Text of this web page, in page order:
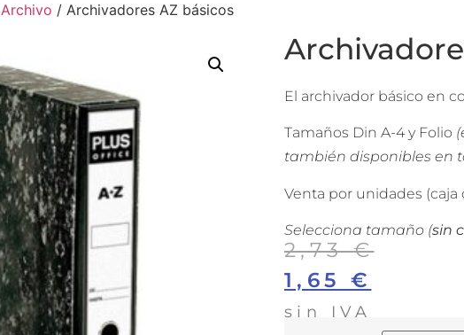
Archivo / Archivadores AZ básicos
El archivador básico en
Tamaños Din A-4 y Folio
también disponibles en
Venta por unidades (caja
Selecciona tamaño (sin
2,73€
1,65 €
sin IVA